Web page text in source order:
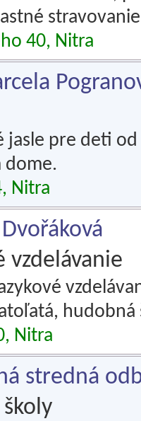
40, Nitra
jasle pre deti
dome.
Nitra
vzdelávanie
hudobná
Nitra
stredná